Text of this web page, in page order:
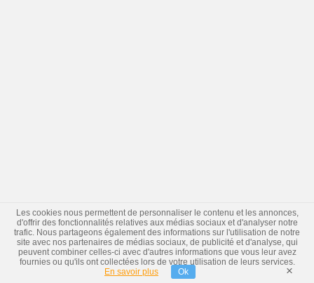
Les cookies nous permettent de personnaliser le contenu et les annonces,
d'offrir des fonctionnalités relatives aux médias sociaux et d'analyser notre
trafic. Nous partageons également des informations sur l'utilisation de notre
site avec nos partenaires de médias sociaux, de publicité et d'analyse, qui
peuvent combiner celles-ci avec d'autres informations que vous leur avez
fournies ou qu'ils ont collectées lors de votre utilisation de leurs services.
En savoir plus
Ok ×